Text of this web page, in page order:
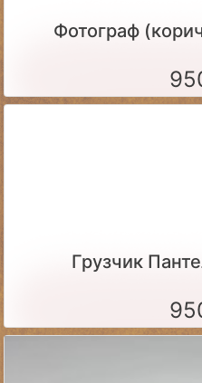
Фотограф
Грузчик